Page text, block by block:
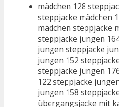
mädchen 128
steppjacke mädchen
mädchen steppjacke
steppjacke jungen
jungen steppjacke
jungen 152
steppjacke jungen
122 steppjacke
jungen 158
übergangsjacke mit